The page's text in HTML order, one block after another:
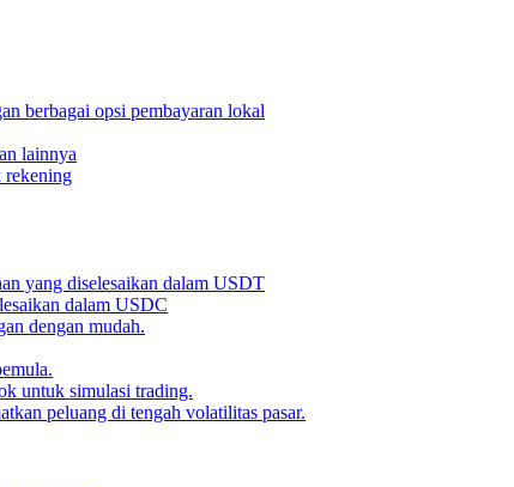
berbagai opsi pembayaran lokal
lainnya
rekening
yang diselesaikan dalam USDT
dalam USDC
dengan mudah.
untuk simulasi trading.
peluang di tengah volatilitas pasar.